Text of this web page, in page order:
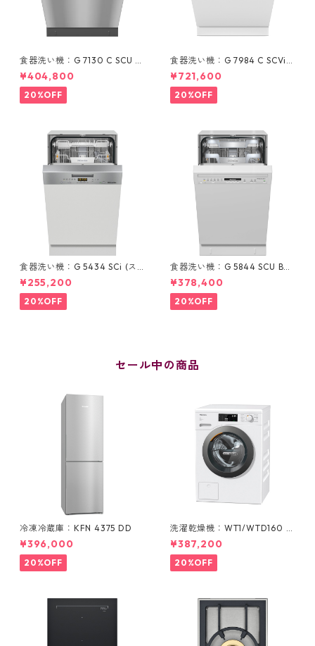
食器洗い機：G 7130 C SCU E
D (ステンレス/60cm) ＊標準
ドア装備タイプ
¥404,800
20%OFF
食器洗い機：G 7984 C SCVi
OS (60cm) ＊オールドア材取
付専用タイプ
¥721,600
20%OFF
食器洗い機：G 5434 SCi (ス
テンレス/45cm) ＊ドア材取付
専用タイプ
¥255,200
20%OFF
食器洗い機：G 5844 SCU BW
(ホワイト/45cm) ＊標準ドア
装備タイプ
¥378,400
20%OFF
セール中の商品
冷凍冷蔵庫：KFN 4375 DD
¥396,000
20%OFF
洗濯乾燥機：WT1/WTD160 W
CS
¥387,200
20%OFF